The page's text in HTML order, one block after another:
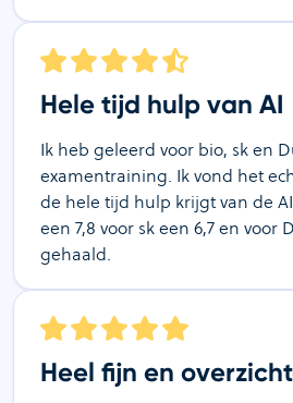
Hele tijd hulp van AI
Ik heb geleerd voor bio, sk en
examentraining. Ik vond het
de hele tijd hulp krijgt van de
een 7,8 voor sk een 6,7 en voor
gehaald.
Heel fijn en